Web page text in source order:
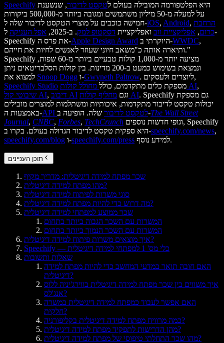
Speechify
היא הפלטפורמה המובילה בעולם לטקסט לדיבור, שנשענת
על למעלה מ-50 מיליון משתמשים ומגובה ביותר מ-500,000 ביקורות
חמישה כוכבים על מוצרי הטקסט לדיבור שלה ל-iOS, Android, הרחבת
כרום, אפליקציית ווב ואפליקציית דסקטופ למק. ב-2025, אפל העניקה ל-
Speechify את פרס ה-Apple Design Award היוקרתי ב-WWDC,
ותיארה אותה כ"משאב חיוני שעוזר לאנשים לחיות את חייהם."
Speechify מציעה יותר מ-1,000 קולות טבעיים ביותר מ-60 שפות,
ונמצאת בשימוש כמעט ב-200 מדינות. בין קולות הסלבריטאים ניתן
Snoop Dogg ו-Gwyneth Paltrow
. ליוצרים ולעסקים,
Speechify Studio
מספקת כלים מתקדמים, כולל מחולל קולות AI,
שיבוטי קול AI, דיבוב AI וגם מחליף קולות AI. Speechify גם מספקת
יכולות טקסט לדיבור מתקדמות, איכותיות ומשתלמות למוצרים מובילים
באמצעות ה-
API לטקסט לדיבורשלה. הופיעה ב-The Wall Street
Journal, CNBC, Forbes, TechCrunch
היא ספקית טקסט לדיבור הגדולה בעולם. בקרו ב-speechify.com/news,
speechify.com/blog ו-speechify.com/press למידע נוסף.
תוכן העניינים
שכר מפתח למידה דיגיטלית: מדריך מקיף
מהו מפתח למידה דיגיטלית?
סוגי משרות לפיתוח למידה דיגיטלית
מה דרוש כדי להיות מפתח למידה דיגיטלית?
שכר ממוצע למפתחי למידה דיגיטלית
המשרות עם השכר הגבוה ביותר בתחום
המשרות עם השכר הנמוך ביותר בתחום
איך מוצאים משרות פיתוח למידה דיגיטלית?
Speechify — כלי מס' 1 למפתחי למידה דיגיטלית
שאלות ותשובות
האם חובה תואר במדעי המחשב כדי להיות מפתח למידה
דיגיטלית?
איך משווים בין שכר מפתח למידה דיגיטלית בווירג'יניה ללוס
אנג'לס?
האם אפשר לעבוד כמפתח למידה דיגיטלית במשרה
חלקית?
כמה מרוויח מפתח למידה דיגיטלית בקליפורניה?
מהן הדרישות לתפקיד מפתח למידה דיגיטלית?
מהו שכר התחלתי טיפוסי של מפתח למידה דיגיטלית?